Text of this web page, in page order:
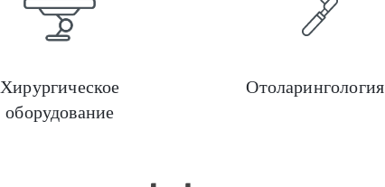
Хирургическое
оборудование
Отоларингология